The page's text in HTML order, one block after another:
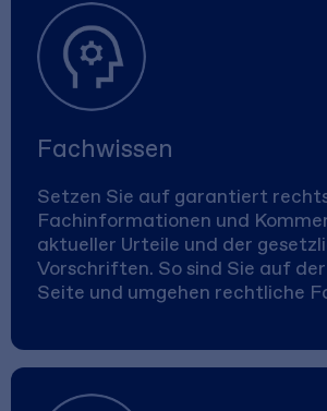
Fachwissen
Setzen Sie auf garantiert
Fachinformationen und
aktueller Urteile und der
Vorschriften. So sind Sie auf
Seite und umgehen rechtliche